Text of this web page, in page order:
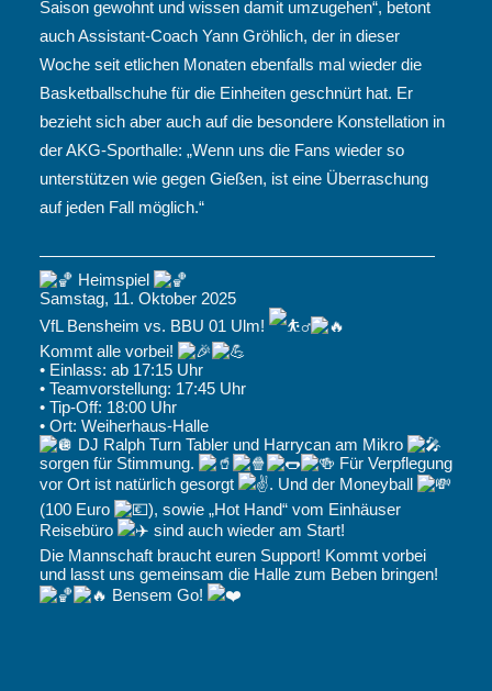
Saison gewohnt und wissen damit umzugehen“, betont
auch Assistant-Coach Yann Gröhlich, der in dieser
Woche seit etlichen Monaten ebenfalls mal wieder die
Basketballschuhe für die Einheiten geschnürt hat. Er
bezieht sich aber auch auf die besondere Konstellation in
der AKG-Sporthalle: „Wenn uns die Fans wieder so
unterstützen wie gegen Gießen, ist eine Überraschung
auf jeden Fall möglich.“
————————————————————————
Heimspiel
Samstag, 11. Oktober 2025
VfL Bensheim vs. BBU 01 Ulm!
Kommt alle vorbei!
•⁠ ⁠Einlass: ab 17:15 Uhr
•⁠ ⁠Teamvorstellung: 17:45 Uhr
•⁠ ⁠Tip-Off: 18:00 Uhr
•⁠ ⁠Ort: Weiherhaus-Halle
DJ Ralph Turn Tabler und Harrycan am Mikro
sorgen für Stimmung.
Für Verpflegung
vor Ort ist natürlich gesorgt
. Und der Moneyball
(100 Euro
), sowie „Hot Hand“ vom Einhäuser
Reisebüro
sind auch wieder am Start!
Die Mannschaft braucht euren Support! Kommt vorbei
und lasst uns gemeinsam die Halle zum Beben bringen!
Bensem Go!